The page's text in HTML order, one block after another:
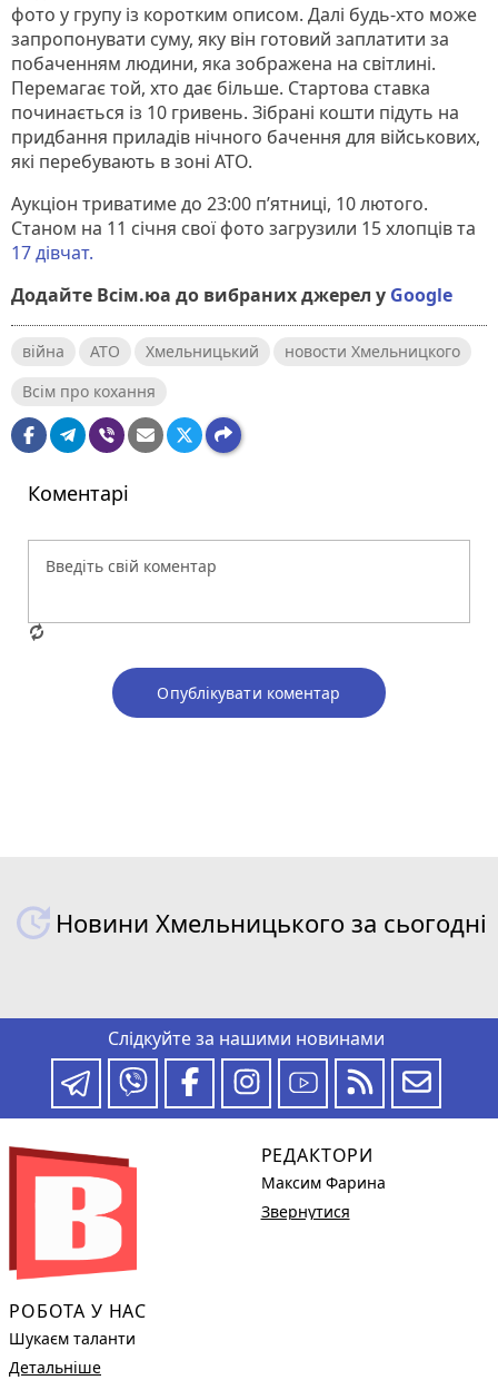
фото у групу із коротким описом. Далі будь-хто може
запропонувати суму, яку він готовий заплатити за
побаченням людини, яка зображена на світлині.
Перемагає той, хто дає більше. Стартова ставка
починається із 10 гривень. Зібрані кошти підуть на
придбання приладів нічного бачення для військових,
які перебувають в зоні АТО.
Аукціон триватиме до 23:00 п’ятниці, 10 лютого.
Станом на 11 січня свої фото загрузили 15 хлопців та
17 дівчат.
Додайте Всім.юа до вибраних джерел у Google
війна АТО Хмельницький
новости Хмельницкого
Всім про кохання
Коментарі
Опублікувати коментар
Новини Хмельницького за сьогодні
Слідкуйте за нашими новинами
РОБОТА У НАС
Шукаєм таланти
Детальніше
РЕДАКТОРИ
Максим Фарина
Звернутися